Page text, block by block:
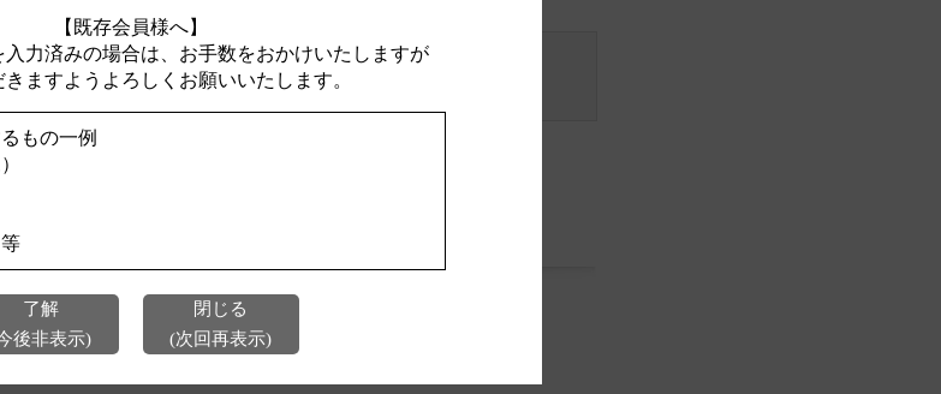
今後、このページを表示しない
【既存会員様へ】
入力済みの場合は、お手数をおかけいたしますが
ますようよろしくお願いいたします。
もの一例
了解
後非表示)
閉じる
(次回再表示)